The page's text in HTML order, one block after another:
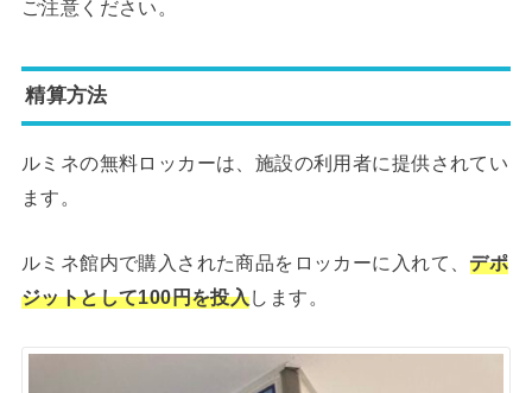
ご注意ください。
精算方法
ルミネの無料ロッカーは、施設の利用者に提供されてい
ます。
ルミネ館内で購入された商品をロッカーに入れて、 デポ
ジットとして100円を投入します。